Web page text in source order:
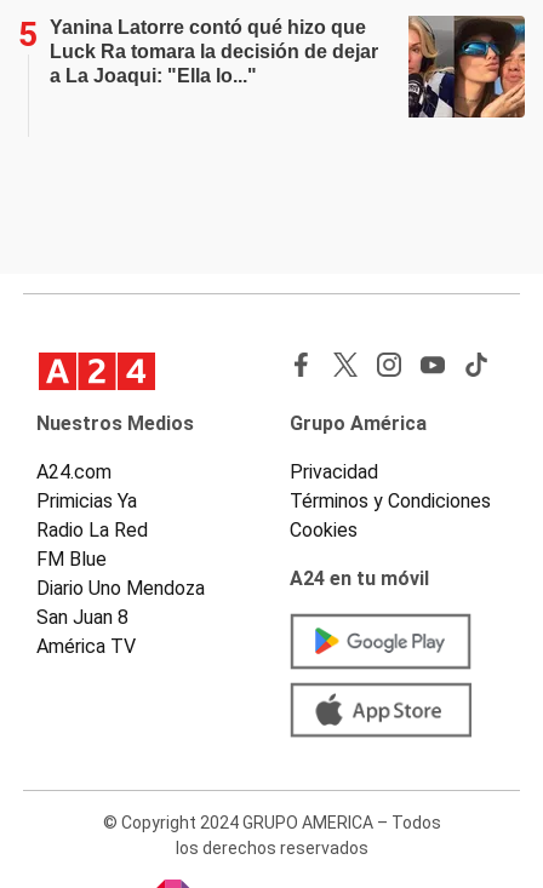
Yanina Latorre contó qué hizo que
Luck Ra tomara la decisión de dejar
a La Joaqui: "Ella lo..."
Nuestros Medios
A24.com
Primicias Ya
Radio La Red
FM Blue
Diario Uno Mendoza
San Juan 8
América TV
Grupo América
Privacidad
Términos y Condiciones
Cookies
A24 en tu móvil
© Copyright 2024 GRUPO AMERICA – Todos
los derechos reservados